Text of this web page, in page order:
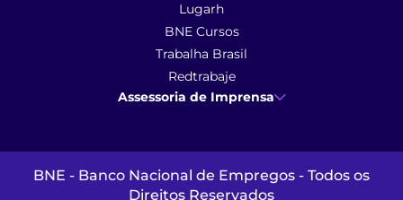
Lugarh
BNE Cursos
Trabalha Brasil
Redtrabaje
Assessoria de Imprensa
(41) 9 9102-1413
BNE - Banco Nacional de Empregos - Todos os
Direitos Reservados